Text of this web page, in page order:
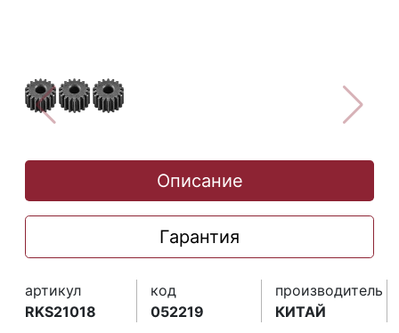
Описание
Гарантия
артикул
RKS21018
код
052219
производитель
КИТАЙ